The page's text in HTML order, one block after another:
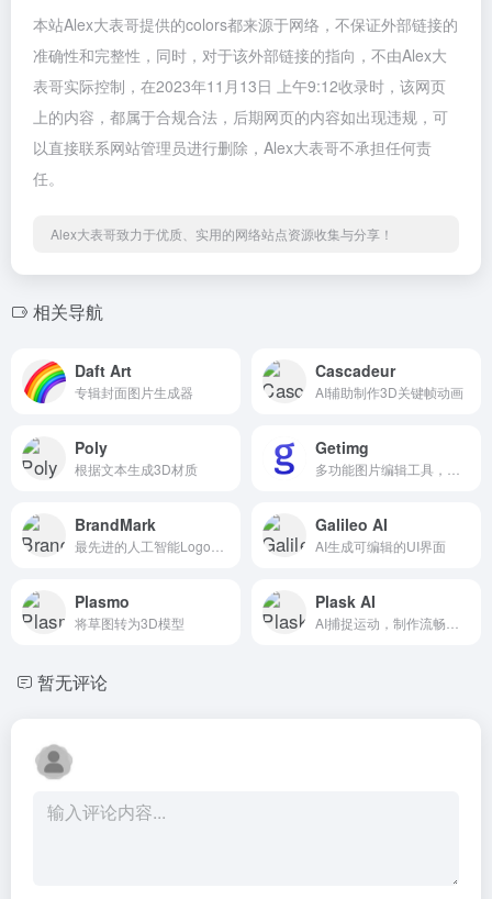
本站Alex大表哥提供的colors都来源于网络，不保证外部链接的
准确性和完整性，同时，对于该外部链接的指向，不由Alex大
表哥实际控制，在2023年11月13日 上午9:12收录时，该网页
上的内容，都属于合规合法，后期网页的内容如出现违规，可
以直接联系网站管理员进行删除，Alex大表哥不承担任何责
任。
Alex大表哥致力于优质、实用的网络站点资源收集与分享！
相关导航
Daft Art
专辑封面图片生成器
Cascadeur
AI辅助制作3D关键帧动画
Poly
根据文本生成3D材质
Getimg
BrandMark Galileo AI
AI生成可编辑的UI界面
Plasmo
将草图转为3D模型
Plask AI
暂无评论